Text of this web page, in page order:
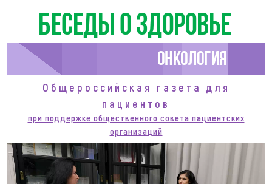
Беседы о здоровье
Онкология
Общероссийская газета для
пациентов
при поддержке общественного совета пациентских
организаций